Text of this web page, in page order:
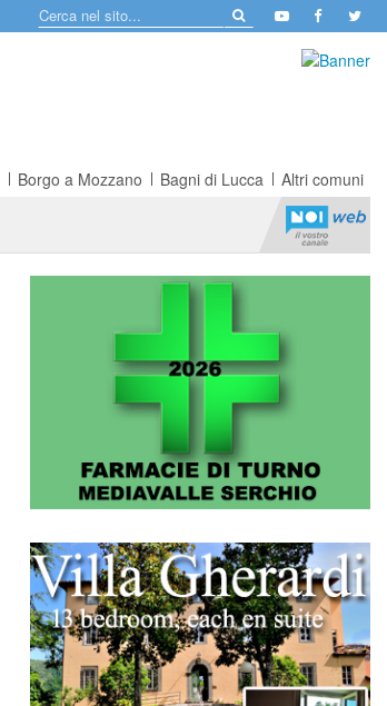
Borgo a Mozzano Bagni di Lucca Altri comuni